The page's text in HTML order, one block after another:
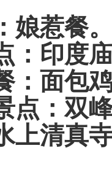
娘惹餐
：印度
：面包
点：双
上清真